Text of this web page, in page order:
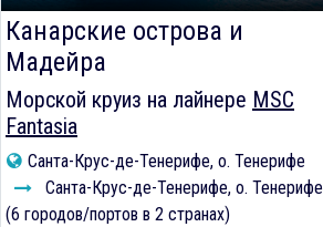
Канарские острова и
Мадейра
Морской круиз на лайнере MSC
Fantasia
Санта-Крус-де-Тенерифе, о. Тенерифе
Санта-Крус-де-Тенерифе, о. Тенерифе
(6 городов/портов в 2 странах)